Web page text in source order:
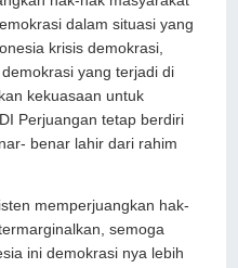
dalam situasi yang
krisis demokrasi,
yang terjadi di
kekuasaan untuk
Perjuangan tetap berdiri
benar lahir dari rahim
memperjuangkan hak-
semoga
ini demokrasi nya lebih